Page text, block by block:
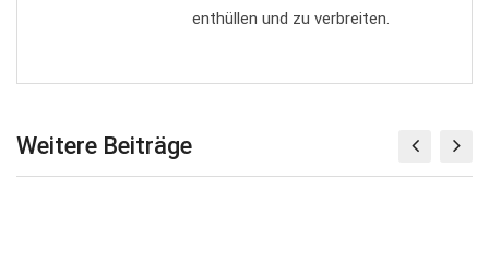
enthüllen und zu verbreiten.
Weitere Beiträge